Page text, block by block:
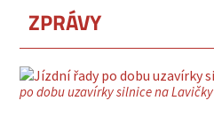
ZPRÁVY
po dobu uzavírky silnice na Lavičky